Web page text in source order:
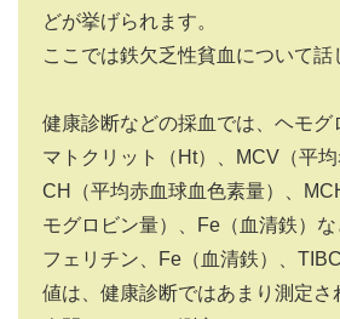
どが挙げられます。
ここでは鉄欠乏性貧血について話
健康診断などの採血では、ヘモ
マトクリット（Ht）、MCV（平
CH（平均赤血球血色素量）、
モグロビン量）、Fe（血清鉄）な
フェリチン、Fe（血清鉄）、
値は、健康診断ではあまり測定さ